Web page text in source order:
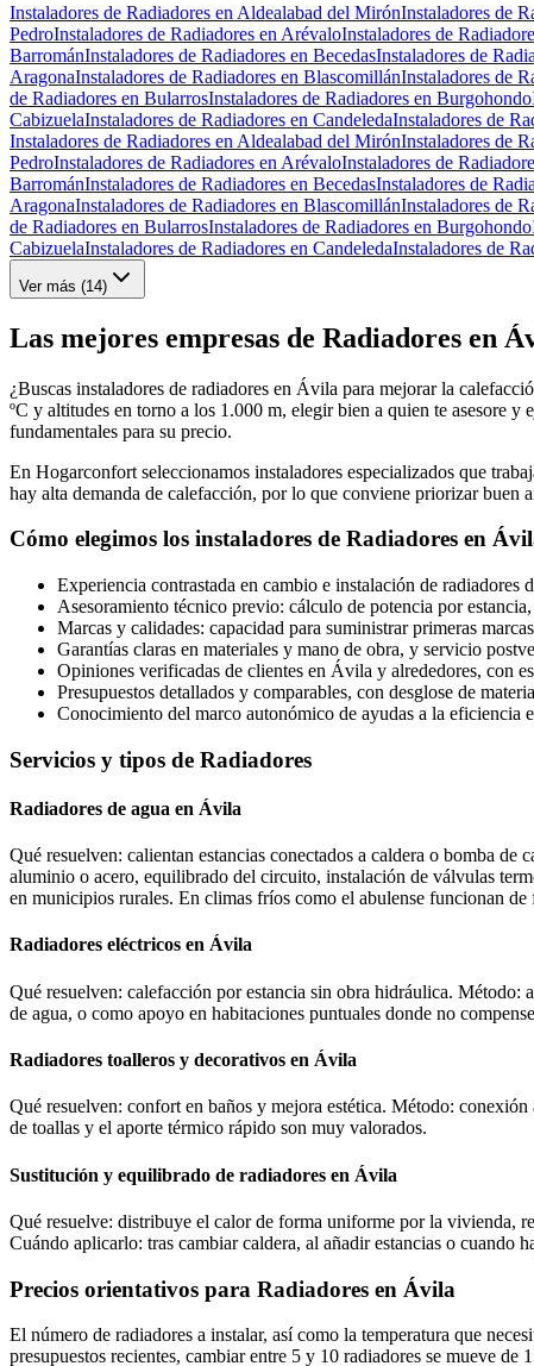
Instaladores de Radiadores en Aldealabad del MirónInstaladores de
PedroInstaladores de Radiadores en ArévaloInstaladores de
BarrománInstaladores de Radiadores en BecedasInstaladores de
AragonaInstaladores de Radiadores en BlascomillánInstaladores de
de Radiadores en BularrosInstaladores de Radiadores en Burgohondo
CabizuelaInstaladores de Radiadores en CandeledaInstaladores de
Instaladores de Radiadores en Aldealabad del MirónInstaladores de
PedroInstaladores de Radiadores en ArévaloInstaladores de
BarrománInstaladores de Radiadores en BecedasInstaladores de
AragonaInstaladores de Radiadores en BlascomillánInstaladores de
de Radiadores en BularrosInstaladores de Radiadores en Burgohondo
CabizuelaInstaladores de Radiadores en CandeledaInstaladores de
Ver más (14)
Las mejores empresas de Radiadores en
¿Buscas instaladores de radiadores en Ávila para mejorar la
ºC y altitudes en torno a los 1.000 m, elegir bien a quien te asesore
fundamentales para su precio.
En Hogarconfort seleccionamos instaladores especializados que
hay alta demanda de calefacción, por lo que conviene priorizar buen
Cómo elegimos los instaladores de Radiadores en
Experiencia contrastada en cambio e instalación de
Asesoramiento técnico previo: cálculo de potencia por
Marcas y calidades: capacidad para suministrar primeras
Garantías claras en materiales y mano de obra, y servicio
Opiniones verificadas de clientes en Ávila y alrededores, con
Presupuestos detallados y comparables, con desglose de
Conocimiento del marco autonómico de ayudas a la eficiencia
Servicios y tipos de Radiadores
Radiadores de agua en Ávila
Qué resuelven: calientan estancias conectados a caldera o bomba
aluminio o acero, equilibrado del circuito, instalación de válvulas
en municipios rurales. En climas fríos como el abulense funcionan
Radiadores eléctricos en Ávila
Qué resuelven: calefacción por estancia sin obra hidráulica.
de agua, o como apoyo en habitaciones puntuales donde no
Radiadores toalleros y decorativos en Ávila
Qué resuelven: confort en baños y mejora estética. Método:
de toallas y el aporte térmico rápido son muy valorados.
Sustitución y equilibrado de radiadores en Ávila
Qué resuelve: distribuye el calor de forma uniforme por la vivienda,
Cuándo aplicarlo: tras cambiar caldera, al añadir estancias o cuando
Precios orientativos para Radiadores en Ávila
El número de radiadores a instalar, así como la temperatura que
presupuestos recientes, cambiar entre 5 y 10 radiadores se mueve